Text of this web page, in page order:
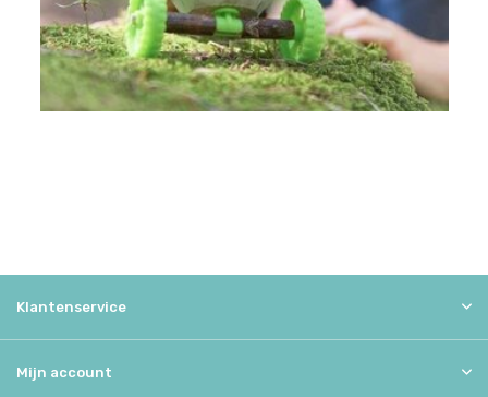
Klantenservice
Mijn account